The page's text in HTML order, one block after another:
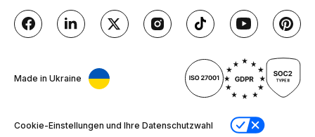
Made in Ukraine
Cookie-Einstellungen und Ihre Datenschutzwahl